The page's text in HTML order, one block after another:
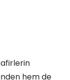
hem de